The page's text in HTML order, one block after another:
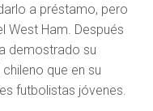
a préstamo, pero
West Ham. Después
demostrado su
que en su
futbolistas jóvenes.